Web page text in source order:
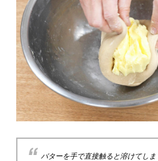
バターを手で直接触ると溶けてし